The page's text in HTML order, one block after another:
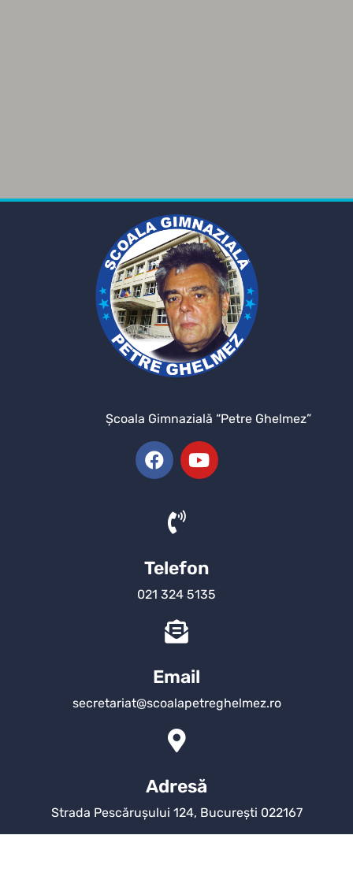
Şcoala Gimnazială “Petre Ghelmez”
Telefon
021 324 5135
Email
secretariat@scoalapetreghelmez.ro
Adresă
Strada Pescărușului 124, București 022167